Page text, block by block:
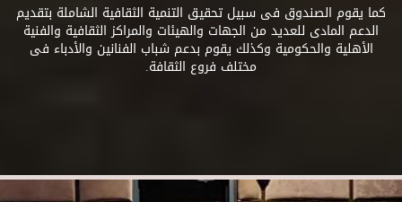
كما يقوم الصندوق فى سبيل تحقيق التنمية الثقافية الشاملة بتقديم
الدعم المادى للعديد من الجهات والهيئات والمراكز الثقافية والفنية
الأهلية والحكومية وكذلك يقوم بدعم شباب الفنانين والأدباء فى
مختلف فروع الثقافة.